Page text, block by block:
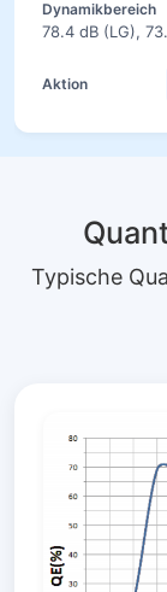
78.4 dB (LG),
Typische